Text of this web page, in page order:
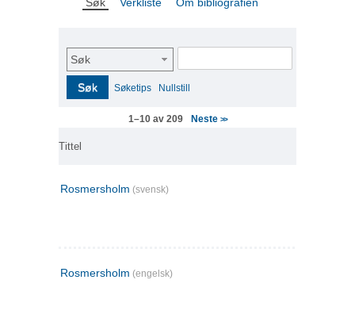
Søk
Søk Søketips Nullstill
1–10 av 209 Neste >>
Tittel
Rosmersholm (svensk)
Rosmersholm (engelsk)